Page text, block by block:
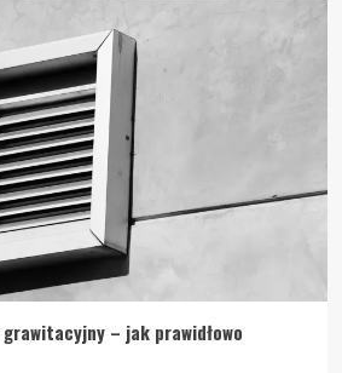
– jak prawidłowo